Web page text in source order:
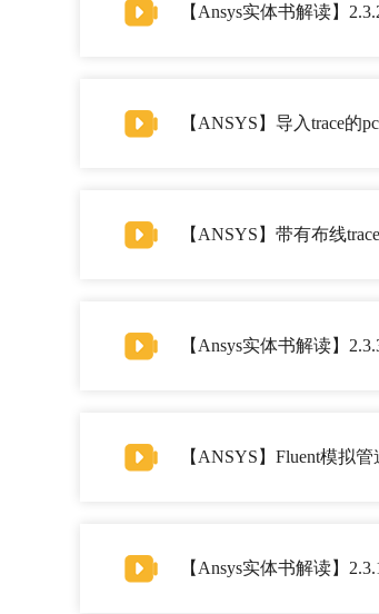
【Ansys实体书解读】
【ANSYS】导入trace的
【ANSYS】带有布线
【Ansys实体书解读】
【ANSYS】Fluent模拟
【Ansys实体书解读】